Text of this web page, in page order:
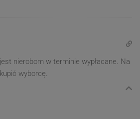
nierobom w terminie wypłacane. Na
wyborcę.